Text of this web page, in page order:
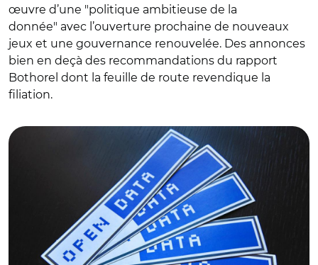
œuvre d’une "politique ambitieuse de la
donnée" avec l’ouverture prochaine de nouveaux
jeux et une gouvernance renouvelée. Des annonces
bien en deçà des recommandations du rapport
Bothorel dont la feuille de route revendique la
filiation.